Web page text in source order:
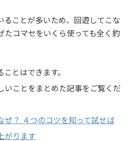
ることが多いため、回遊してこな
たコマセをいくら使っても全く釣
とはできます。
いことをまとめた記事をご覧くだ
ぜ？ ４つのコツを知って試せば
がります